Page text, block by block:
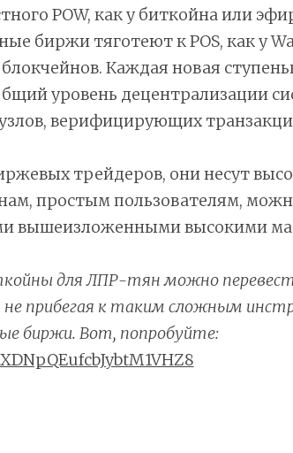
POW, как у биткойна или
биржи тяготеют к POS, как у
Каждая новая
уровень децентрализации
верифицирующих
трейдеров, они несут
простым пользователям,
вышеизложенными высокими
для ЛПР-тян можно
не прибегая к таким сложным
биржи. Вот, попробуйте: